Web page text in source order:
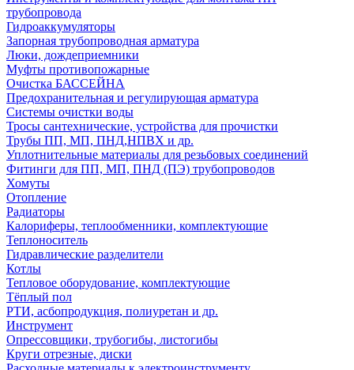
трубопровода
Гидроаккумуляторы
Запорная трубопроводная арматура
Люки, дождеприемники
Муфты противопожарные
Очистка БАССЕЙНА
Предохранительная и регулирующая арматура
Системы очистки воды
Тросы сантехнические, устройства для прочистки
Трубы ПП, МП, ПНД,НПВХ и др.
Уплотнительные материалы для резьбовых соединений
Фитинги для ПП, МП, ПНД (ПЭ) трубопроводов
Хомуты
Отопление
Радиаторы
Калориферы, теплообменники, комплектующие
Теплоноситель
Гидравлические разделители
Котлы
Тепловое оборудование, комплектующие
Тёплый пол
РТИ, асбопродукция, полиуретан и др.
Инструмент
Опрессовщики, трубогибы, листогибы
Круги отрезные, диски